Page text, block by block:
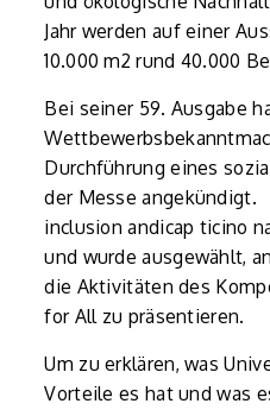
Jahr werden auf einer
10.000 m2 rund 40.000
Bei seiner 59. Ausgabe
Durchführung eines
der Messe angekündigt.
inclusion andicap ticino
und wurde ausgewählt,
die Aktivitäten des
for All zu präsentieren.
Um zu erklären, was
Vorteile es hat und was